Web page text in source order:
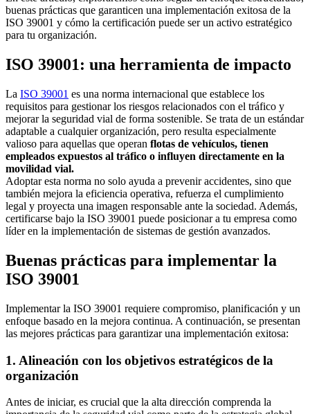
buenas prácticas que garanticen una implementación exitosa de la
ISO 39001 y cómo la certificación puede ser un activo estratégico
para tu organización.
ISO 39001: una herramienta de impacto
La ISO 39001 es una norma internacional que establece los
requisitos para gestionar los riesgos relacionados con el tráfico y
mejorar la seguridad vial de forma sostenible. Se trata de un estándar
adaptable a cualquier organización, pero resulta especialmente
valioso para aquellas que operan flotas de vehículos, tienen
empleados expuestos al tráfico o influyen directamente en la
movilidad vial.
Adoptar esta norma no solo ayuda a prevenir accidentes, sino que
también mejora la eficiencia operativa, refuerza el cumplimiento
legal y proyecta una imagen responsable ante la sociedad. Además,
certificarse bajo la ISO 39001 puede posicionar a tu empresa como
líder en la implementación de sistemas de gestión avanzados.
Buenas prácticas para implementar la
ISO 39001
Implementar la ISO 39001 requiere compromiso, planificación y un
enfoque basado en la mejora continua. A continuación, se presentan
las mejores prácticas para garantizar una implementación exitosa:
1. Alineación con los objetivos estratégicos de la
organización
Antes de iniciar, es crucial que la alta dirección comprenda la